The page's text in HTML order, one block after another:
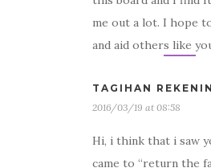
me out a lot. I hope
and aid others like
TAGIHAN
2016/03/19 at 08:58
Hi, i think that i saw
came to “return the